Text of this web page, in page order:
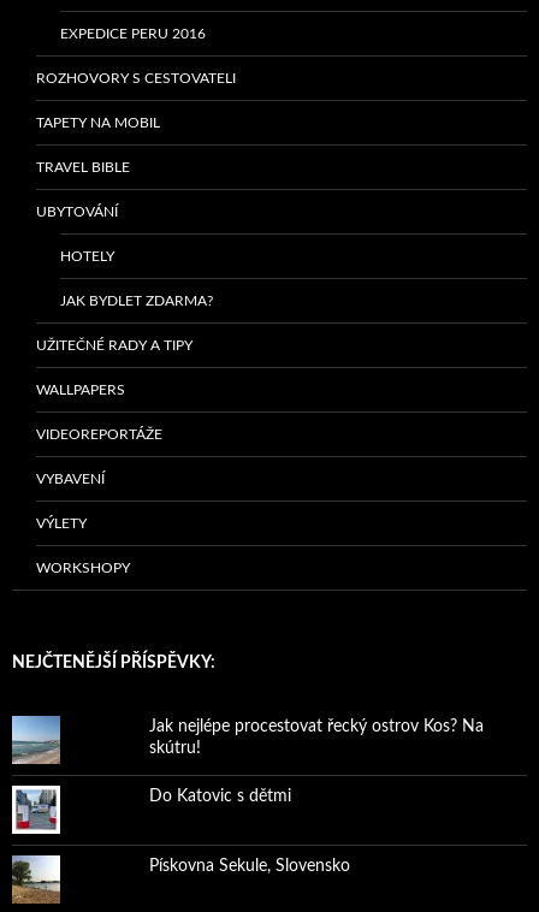
EXPEDICE PERU 2016
ROZHOVORY S CESTOVATELI
TAPETY NA MOBIL
TRAVEL BIBLE
UBYTOVÁNÍ
HOTELY
JAK BYDLET ZDARMA?
UŽITEČNÉ RADY A TIPY
WALLPAPERS
VIDEOREPORTÁŽE
VYBAVENÍ
VÝLETY
WORKSHOPY
NEJČTENĚJŠÍ PŘÍSPĚVKY:
Jak nejlépe procestovat řecký ostrov Kos? Na
skútru!
Do Katovic s dětmi
Pískovna Sekule, Slovensko